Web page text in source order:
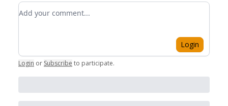
Add your comment
Login
Login or Subscribe to participate.